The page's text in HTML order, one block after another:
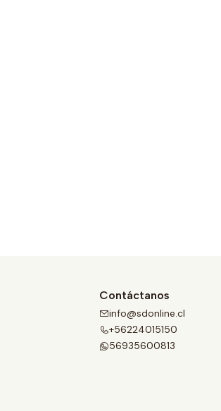
Contáctanos
info@sdonline.cl
+56224015150
56935600813